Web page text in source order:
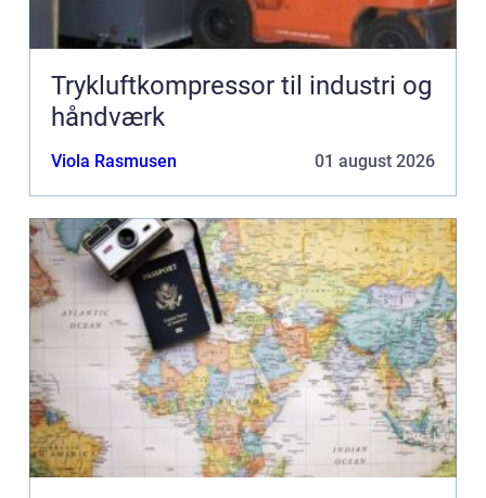
Trykluftkompressor til industri og
håndværk
Viola Rasmusen 01 august 2026